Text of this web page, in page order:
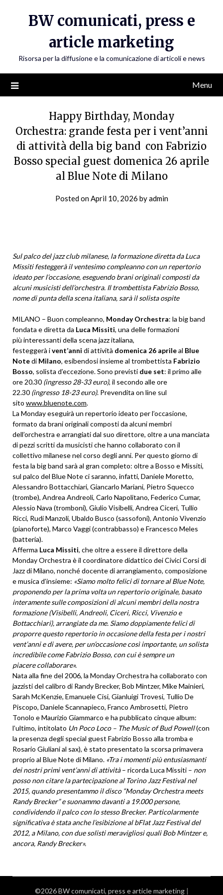
BW comunicati, press e
article marketing
Risorsa per la diffusione e la comunicazione di articoli e news
Menu
Happy Birthday, Monday
Orchestra: grande festa per i vent’anni
di attività della big band con Fabrizio
Bosso special guest domenica 26 aprile
al Blue Note di Milano
Posted onApril 10, 2026 byadmin
Sul palco del jazz club milanese, la formazione diretta da Luca
Missiti festeggeràil ventesimo compleanno con un repertorio
ideato per l’occasione, eseguendo brani originali composti da
alcuni musicisti dell’orchestra. Il trombettista Fabrizio Bosso,
nome di punta della scena italiana, saràil solista ospite
MILANO – Buon compleanno, Monday Orchestra: la big band
fondata e diretta da Luca Missiti, una delle formazioni
più interessanti della scena jazz italiana,
festeggerà ivent’anni di attività domenica 26 aprileal Blue
Notedi Milano, esibendosi insieme al trombettista Fabrizio
Bosso, solista d’eccezione. Sono previsti due set: il primo alle
ore 20.30 (ingresso 28-33 euro), il secondo alle ore
22.30 (ingresso 18-23 euro). Prevendita on line sul
sito www.bluenote.com.
La Monday eseguirà un repertorio ideato per l’occasione,
formato da brani originali composti da alcuni membri
dell’orchestra e arrangiati dal suo direttore, oltre a una manciata
di pezzi scritti da musicisti che hanno collaborato con il
collettivo milanese nel corso degli anni. Per questo giorno di
festa la big band sarà al gran completo: oltre a Bosso e Missiti,
sul palco del Blue Note ci saranno, infatti, Daniele Moretto,
Alessandro Bottacchiari, Giancarlo Mariani, Pietro Squecco
(trombe), Andrea Andreoli, Carlo Napolitano, Federico Cumar,
Alessio Nava (tromboni), Giulio Visibelli, Andrea Ciceri, Tullio
Ricci, Rudi Manzoli, Ubaldo Busco (sassofoni), Antonio Vivenzio
(pianoforte), Marco Vaggi (contrabbasso) e Francesco Meles
(batteria).
Afferma Luca Missiti, che oltre a essere il direttore della
Monday Orchestra è il coordinatore didattico dei Civici Corsi di
Jazz di Milano, nonché docente di arrangiamento, composizione
e musica d’insieme: «Siamo molto felici di tornarealBlue Note,
proponendo per la prima voltaun repertoriooriginale, basato
interamente sulle composizioni di alcuni membridella nostra
formazione(Visibelli, Andreoli, Ciceri, Ricci, Vivenzio e
Bottacchiari), arrangiate da me. Siamo doppiamente felici di
proporre questo repertorio in occasione della festa per i nostri
vent’anni e di avere, per un’occasione cosìimportante, un solista
incredibile come Fabrizio Bosso, con cuièsempre un
piacerecollaborare».
Nata alla fine del 2006, la Monday Orchestra ha collaborato con
jazzisti del calibro di Randy Brecker, Bob Mintzer, Mike Mainieri,
Sarah McKenzie, Emanuele Cisi, Gianluigi Trovesi, Tullio De
Piscopo, Daniele Scannapieco, Franco Ambrosetti, Pietro
Tonolo e Maurizio Giammarco e ha pubblicato cinque album:
l’ultimo, intitolato Un Poco Loco – The Music of Bud Powell(con
la presenza degli special guest Fabrizio Bosso alla tromba e
Rosario Giuliani al sax), è stato presentato la scorsa primavera
proprio al Blue Note di Milano. «Tra i momenti piùentusiasmanti
dei nostri primi vent’anni di attività– ricorda Luca Missiti – non
posso non citare la partecipazione al Torino Jazz Festival nel
2015, quando presentammo il disco “Monday Orchestra meets
Randy Brecker”e suonammo davanti a 19.000 persone,
condividendo il palco con lo stesso Brecker. Particolarmente
significativaèstata anche l’esibizione al bFlat JazzFestival del
2012, a Milano, con due solisti meravigliosi quali Bob Mintzer e,
ancora, Randy Brecker».
©2026 BW comunicati, press e article marketing |